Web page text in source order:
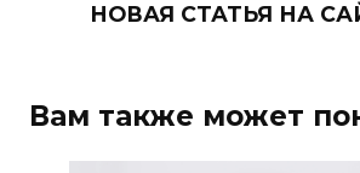
НОВАЯ СТАТЬЯ НА
Вам также может